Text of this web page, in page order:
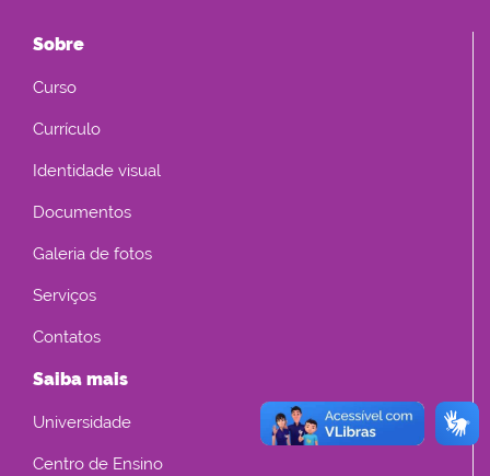
Sobre
Curso
Currículo
Identidade visual
Documentos
Galeria de fotos
Serviços
Contatos
Saiba mais
Universidade
Centro de Ensino